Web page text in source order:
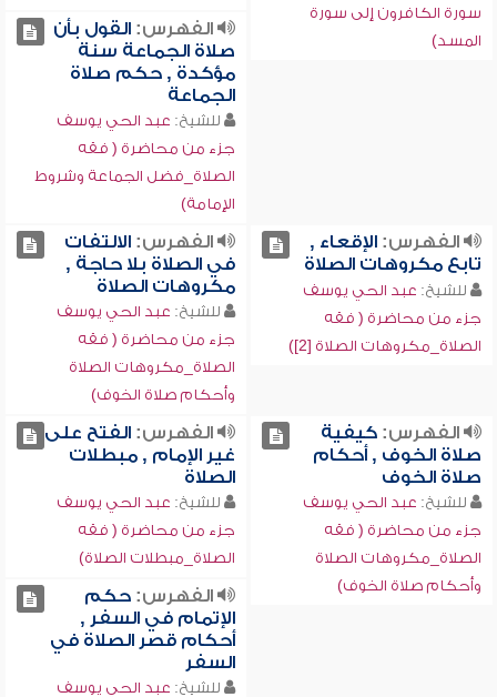
سورة الكافرون إلى سورة
المسد)
الفهرس:القول بأن
صلاة الجماعة سنة
مؤكدة , حكم صلاة
الجماعة
للشيخ: عبد الحي يوسف
جزء من محاضرة ( فقه
الصلاة_فضل الجماعة وشروط
الإمامة)
الفهرس:الإقعاء ,
تابع مكروهات الصلاة
للشيخ: عبد الحي يوسف
جزء من محاضرة ( فقه
الصلاة_مكروهات الصلاة [2])
الفهرس:الالتفات
في الصلاة بلا حاجة ,
مكروهات الصلاة
للشيخ: عبد الحي يوسف
جزء من محاضرة ( فقه
الصلاة_مكروهات الصلاة
وأحكام صلاة الخوف)
الفهرس:كيفية
صلاة الخوف , أحكام
صلاة الخوف
للشيخ: عبد الحي يوسف
جزء من محاضرة ( فقه
الصلاة_مكروهات الصلاة
وأحكام صلاة الخوف)
الفهرس:الفتح على
غير الإمام , مبطلات
الصلاة
للشيخ: عبد الحي يوسف
جزء من محاضرة ( فقه
الصلاة_مبطلات الصلاة)
الفهرس:حكم
الإتمام في السفر ,
أحكام قصر الصلاة في
السفر
للشيخ: عبد الحي يوسف